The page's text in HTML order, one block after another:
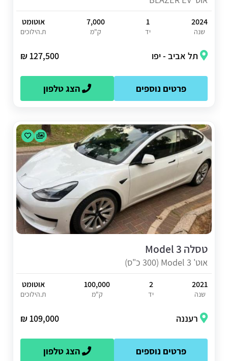
2024
שנה
1
יד
7,000
ק"מ
אוטומט
ת.הילוכים
תל אביב - יפו 127,500 ₪
פרטים נוספים הצג טלפון
טסלה Model 3
אוט' Model 3 (300 כ"ס)
2021
שנה
2
יד
100,000
ק"מ
אוטומט
ת.הילוכים
רעננה 109,000 ₪
פרטים נוספים הצג טלפון